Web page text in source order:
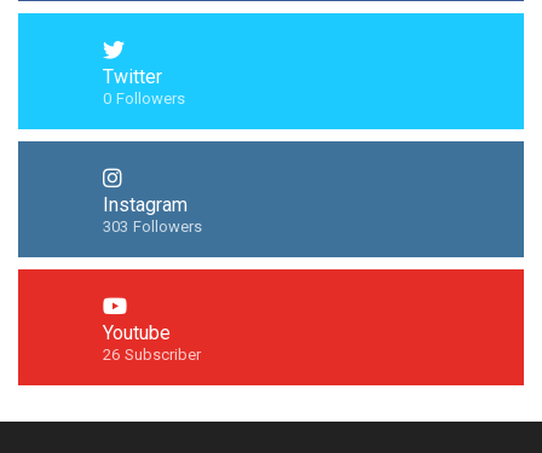
Twitter
0 Followers
Instagram
303 Followers
Youtube
26 Subscriber
Síguenos en Instagram